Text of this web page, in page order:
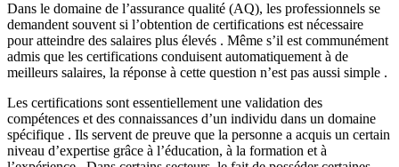
Dans le domaine de l’assurance qualité (AQ), les professionnels se
demandent souvent si l’obtention de certifications est nécessaire
pour atteindre des salaires plus élevés . Même s’il est communément
admis que les certifications conduisent automatiquement à de
meilleurs salaires, la réponse à cette question n’est pas aussi simple .
Les certifications sont essentiellement une validation des
compétences et des connaissances d’un individu dans un domaine
spécifique . Ils servent de preuve que la personne a acquis un certain
niveau d’expertise grâce à l’éducation, à la formation et à